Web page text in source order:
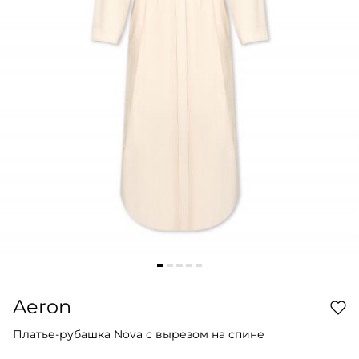
Aeron
Платье-рубашка Nova с вырезом на спине